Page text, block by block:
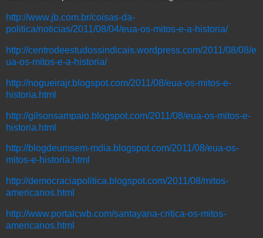
http://www.jb.com.br/coisas-da-
politica/noticias/2011/08/04/eua-os-mitos-e-a-historia/
http://centrodeestudossindicais.wordpress.com/2011/08/08/e
ua-os-mitos-e-a-historia/
http://nogueirajr.blogspot.com/2011/08/eua-os-mitos-e-
historia.html
http://gilsonsampaio.blogspot.com/2011/08/eua-os-mitos-e-
historia.html
http://blogdeumsem-mdia.blogspot.com/2011/08/eua-os-
mitos-e-historia.html
http://democraciapolitica.blogspot.com/2011/08/mitos-
americanos.html
http://www.portalcwb.com/santayana-critica-os-mitos-
americanos.html